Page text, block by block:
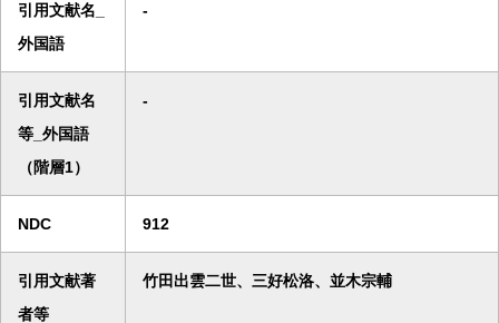
引用文献名_
外国語
-
引用文献名
等_外国語
（階層1）
-
NDC 912
引用文献著
者等
竹田出雲二世、三好松洛、並木宗輔